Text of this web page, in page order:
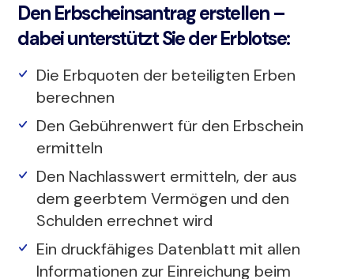
Den Erbscheinsantrag erstellen –
dabei unterstützt Sie der Erblotse:
Die Erbquoten der beteiligten Erben
berechnen
Den Gebührenwert für den Erbschein
ermitteln
Den Nachlasswert ermitteln, der aus
dem geerbtem Vermögen und den
Schulden errechnet wird
Ein druckfähiges Datenblatt mit allen
Informationen zur Einreichung beim